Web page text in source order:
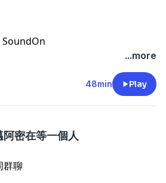
SoundOn
...more
48min Play
密在等一個人
群聊